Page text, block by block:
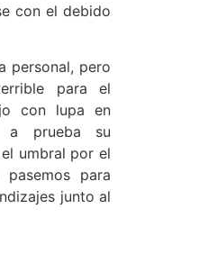
con el debido
personal, pero
para el
con lupa en
a prueba su
umbral por el
para
junto al